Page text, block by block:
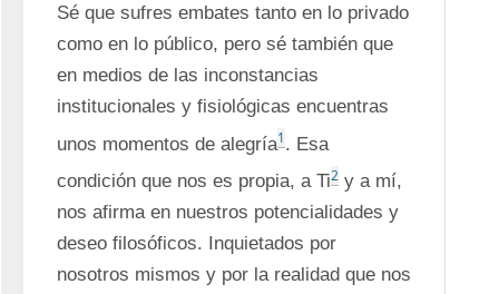
Sé que sufres embates tanto en lo privado
como en lo público, pero sé también que
en medios de las inconstancias
institucionales y fisiológicas encuentras
unos momentos de alegría1. Esa
condición que nos es propia, a Ti2 y a mí,
nos afirma en nuestros potencialidades y
deseo filosóficos. Inquietados por
nosotros mismos y por la realidad que nos